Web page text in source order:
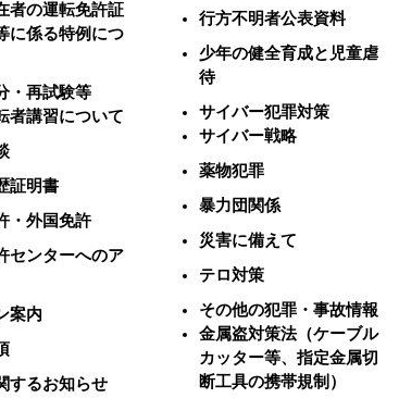
者の運転免許証
に係る特例につ
・再試験等
者講習について
証明書
・外国免許
センターへのア
案内
するお知らせ
行方不明者公表資料
少年の健全育成と児童虐
待
サイバー犯罪対策
サイバー戦略
薬物犯罪
暴力団関係
災害に備えて
テロ対策
その他の犯罪・事故情報
金属盗対策法（ケーブル
カッター等、指定金属切
断工具の携帯規制）